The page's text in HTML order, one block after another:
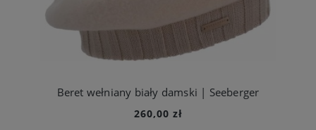
Beret wełniany biały damski | Seeberger
260,00 zł